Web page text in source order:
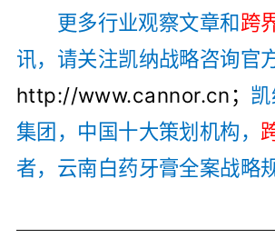
更多行业观察文章和跨
讯，请关注凯纳战略咨询官
http://www.cannor.cn；
集团，中国十大策划机构，
者，云南白药牙膏全案战略